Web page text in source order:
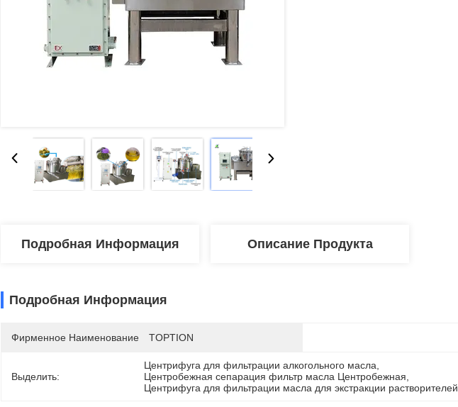
Подробная Информация Описание Продукта
Подробная Информация
Фирменное Наименование TOPTION
Выделить:
Центрифуга для фильтрации алкогольного масла
Центробежная сепарация фильтр масла Центробежная
Центрифуга для фильтрации масла для экстракции растворителей